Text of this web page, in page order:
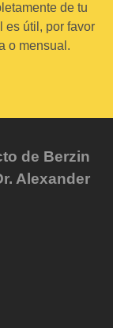
de tu
es útil, por favor
o mensual.
de Berzin
Alexander